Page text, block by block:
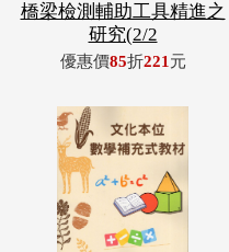
橋梁檢測輔助工具精進之
研究(2/2
優惠價85折221 元